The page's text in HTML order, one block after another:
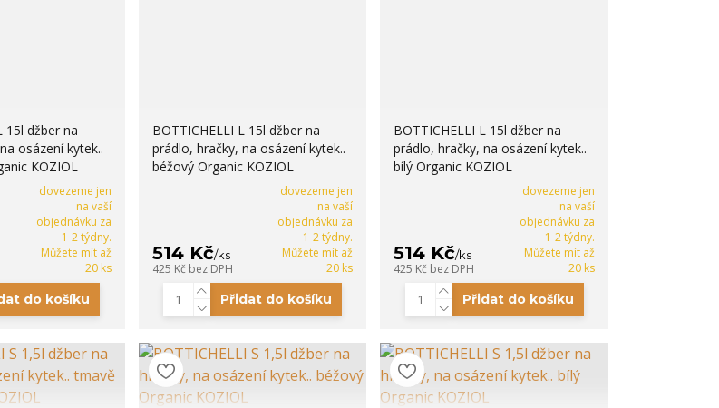
15l džber na
osázení kytek..
KOZIOL
dovezeme jen
na vaší
objednávku za
1-2 týdny.
Můžete mít až
20 ks
do košíku
BOTTICHELLI L 15l džber na
prádlo, hračky, na osázení kytek..
béžový Organic KOZIOL
514 Kč/ks
425 Kč bez DPH
dovezeme jen
na vaší
objednávku za
1-2 týdny.
Můžete mít až
20 ks
Přidat do košíku
BOTTICHELLI L 15l džber na
prádlo, hračky, na osázení kytek..
bílý Organic KOZIOL
514 Kč/ks
425 Kč bez DPH
dovezeme jen
na vaší
objednávku za
1-2 týdny.
Můžete mít až
20 ks
Přidat do košíku